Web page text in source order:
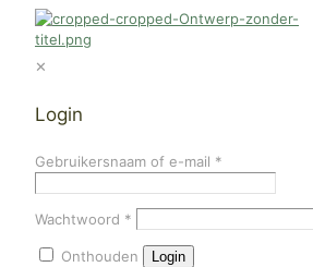
✕
Login
Gebruikersnaam of e-mail *
Wachtwoord *
Onthouden Login